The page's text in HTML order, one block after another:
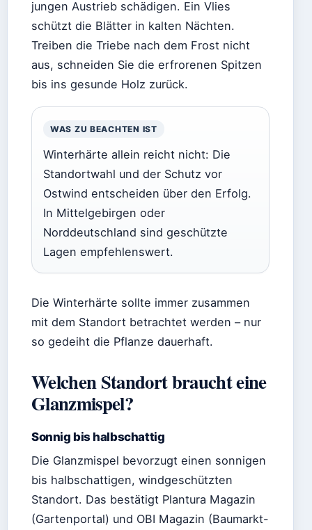
jungen Austrieb schädigen. Ein Vlies
schützt die Blätter in kalten Nächten.
Treiben die Triebe nach dem Frost nicht
aus, schneiden Sie die erfrorenen Spitzen
bis ins gesunde Holz zurück.
WAS ZU BEACHTEN IST
Winterhärte allein reicht nicht: Die
Standortwahl und der Schutz vor
Ostwind entscheiden über den Erfolg.
In Mittelgebirgen oder
Norddeutschland sind geschützte
Lagen empfehlenswert.
Die Winterhärte sollte immer zusammen
mit dem Standort betrachtet werden – nur
so gedeiht die Pflanze dauerhaft.
Welchen Standort braucht eine
Glanzmispel?
Sonnig bis halbschattig
Die Glanzmispel bevorzugt einen sonnigen
bis halbschattigen, windgeschützten
Standort. Das bestätigt Plantura Magazin
(Gartenportal) und OBI Magazin (Baumarkt-